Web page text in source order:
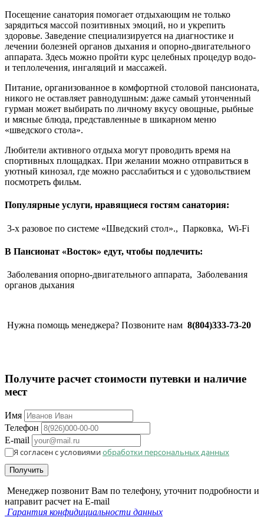
Посещение санатория помогает отдыхающим не только
зарядиться массой позитивных эмоций, но и укрепить
здоровье. Заведение специализируется на диагностике и
лечении болезней органов дыхания и опорно-двигательного
аппарата. Здесь можно пройти курс целебных процедур водо-
и теплолечения, ингаляций и массажей.
Питание, организованное в комфортной столовой пансионата,
никого не оставляет равнодушным: даже самый утонченный
гурман может выбирать по личному вкусу овощные, рыбные
и мясные блюда, представленные в шикарном меню
«шведского стола».
Любители активного отдыха могут проводить время на
спортивных площадках. При желании можно отправиться в
уютный кинозал, где можно расслабиться и с удовольствием
посмотреть фильм.
Популярные услуги, нравящиеся гостям санатория:
3-х разовое по системе «Шведский стол»., Парковка, Wi-Fi
В Пансионат «Восток» едут, чтобы подлечить:
Заболевания опорно-двигательного аппарата, Заболевания
органов дыхания
Нужна помощь менеджера? Позвоните нам 8(804)333-73-20
Получите расчет стоимости путевки и наличие
мест
Имя
Телефон
E-mail
Я согласен с условиямиобработки персональных данных
Получить
Менеджер позвонит Вам по телефону, уточнит подробности и
направит расчет на E-mail
Гарантия конфидициальности данных